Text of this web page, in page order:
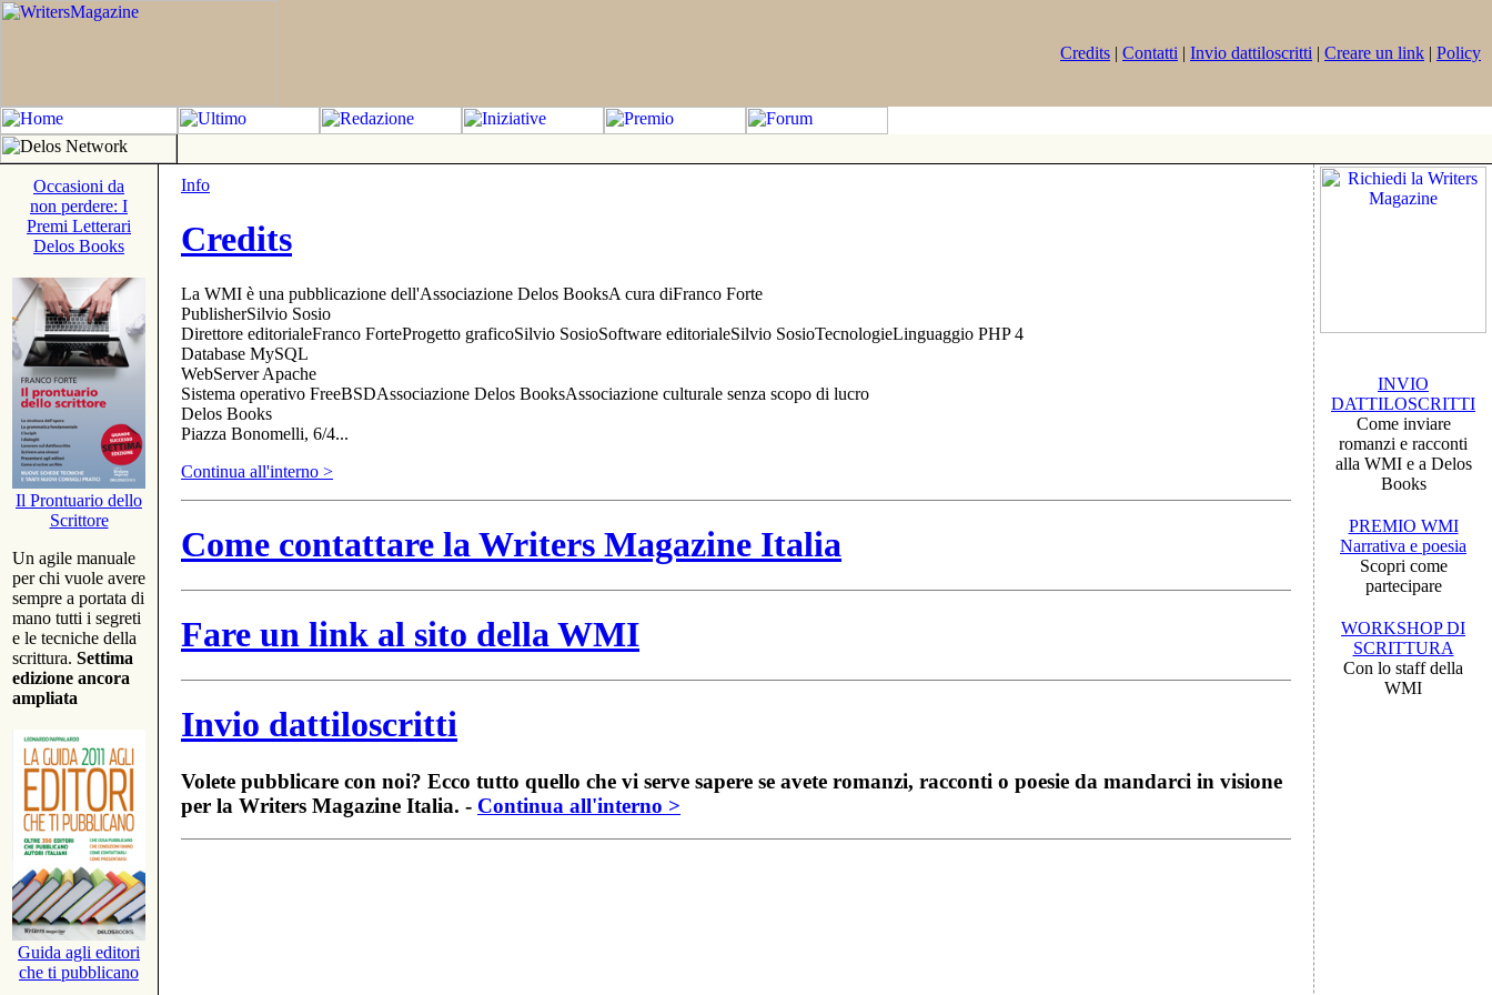
Credits | Contatti | Invio dattiloscritti | Creare un link | Policy
Occasioni da
non perdere: I
Premi Letterari
Delos Books
Il Prontuario dello
Scrittore
Un agile manuale
per chi vuole avere
sempre a portata di
mano tutti i segreti
e le tecniche della
scrittura. Settima
edizione ancora
ampliata
Guida agli editori
che ti pubblicano
Info
Credits
La WMI è una pubblicazione dell'Associazione Delos BooksA cura diFranco Forte
PublisherSilvio Sosio
Direttore editorialeFranco ForteProgetto graficoSilvio SosioSoftware editorialeSilvio SosioTecnologieLinguaggio PHP 4
Database MySQL
WebServer Apache
Sistema operativo FreeBSDAssociazione Delos BooksAssociazione culturale senza scopo di lucro
Delos Books
Piazza Bonomelli, 6/4...
Continua all'interno >
Come contattare la Writers Magazine Italia
Fare un link al sito della WMI
Invio dattiloscritti
Volete pubblicare con noi? Ecco tutto quello che vi serve sapere se avete romanzi, racconti o poesie da mandarci in visione
per la Writers Magazine Italia. - Continua all'interno >
INVIO
DATTILOSCRITTI
Come inviare
romanzi e racconti
alla WMI e a Delos
Books
PREMIO WMI
Narrativa e poesia
Scopri come
partecipare
WORKSHOP DI
SCRITTURA
Con lo staff della
WMI